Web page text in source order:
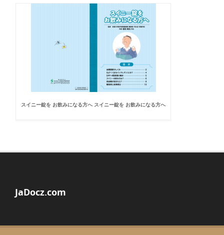
スイニー錠を お飲みになる方へ スイニー錠を お飲みになる方へ
JaDocz.com